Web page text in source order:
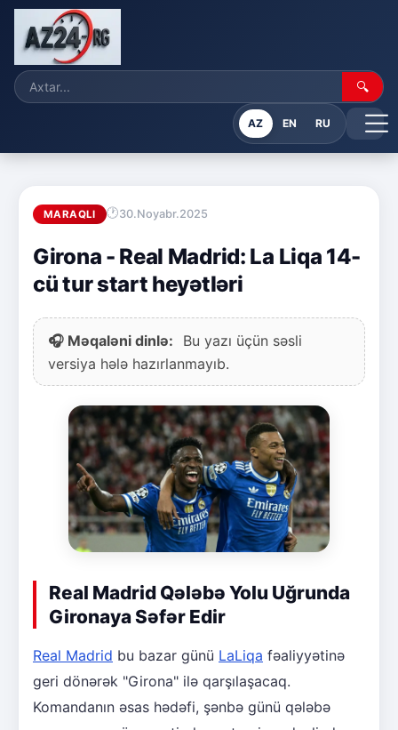
🔍
AZ EN RU
MARAQLI 30.Noyabr.2025
Girona - Real Madrid: La Liqa 14-
cü tur start heyətləri
🎧 Məqaləni dinlə:
Bu yazı üçün səsli
versiya hələ hazırlanmayıb.
Real Madrid Qələbə Yolu Uğrunda
Gironaya Səfər Edir
Real Madrid bu bazar günü LaLiqa fəaliyyətinə
geri dönərək "Girona" ilə qarşılaşacaq.
Komandanın əsas hədəfi, şənbə günü qələbə